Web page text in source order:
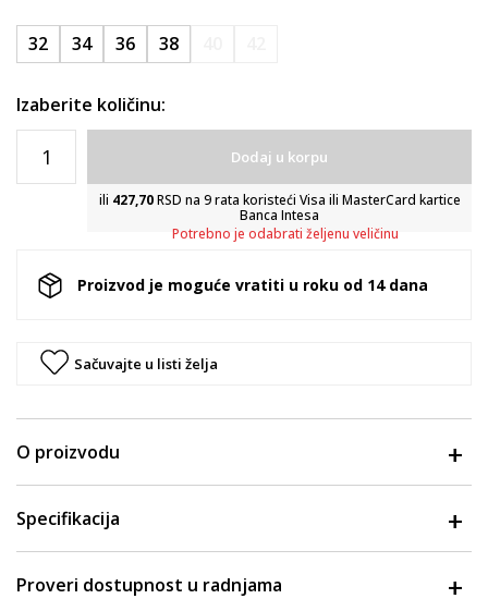
32 34 36 38
Izaberite količinu:
Dodaj u korpu
ili 427,70RSD na 9 rata koristeći Visa ili MasterCard kartice
Banca Intesa
Potrebno je odabrati željenu veličinu
Proizvod je moguće vratiti u roku od 14 dana
Sačuvajte u listi želja
O proizvodu
Specifikacija
Proveri dostupnost u radnjama